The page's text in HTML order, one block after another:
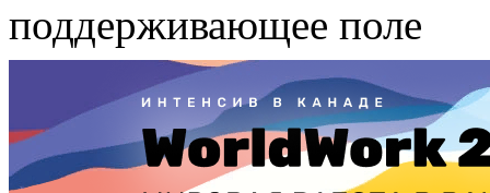
поддерживающее поле